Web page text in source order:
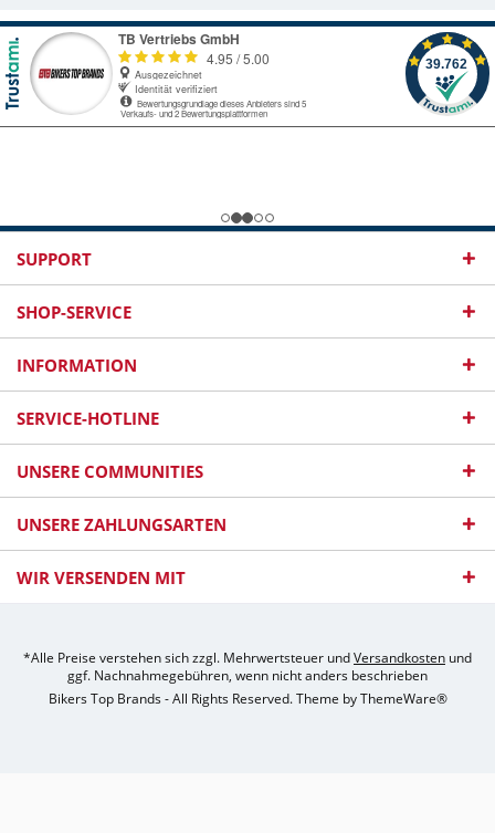
SUPPORT
SHOP-SERVICE
INFORMATION
SERVICE-HOTLINE
UNSERE COMMUNITIES
UNSERE ZAHLUNGSARTEN
WIR VERSENDEN MIT
*Alle Preise verstehen sich zzgl. Mehrwertsteuer undVersandkosten und
ggf. Nachnahmegebühren, wenn nicht anders beschrieben
Bikers Top Brands - All Rights Reserved. Theme byThemeWare®